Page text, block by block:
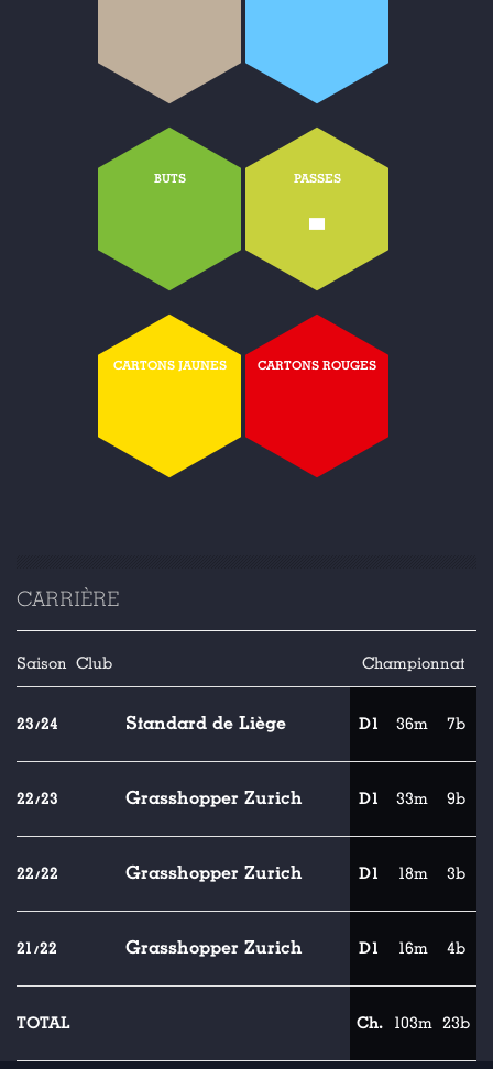
BUTS PASSES
-
CARTONS JAUNES CARTONS ROUGES
CARRIÈRE
Saison Club Championnat
23/24 Standard de Liège D1 36m 7b
22/23 Grasshopper Zurich D1 33m 9b
22/22 Grasshopper Zurich D1 18m 3b
21/22 Grasshopper Zurich D1 16m 4b
TOTAL Ch. 103m 23b